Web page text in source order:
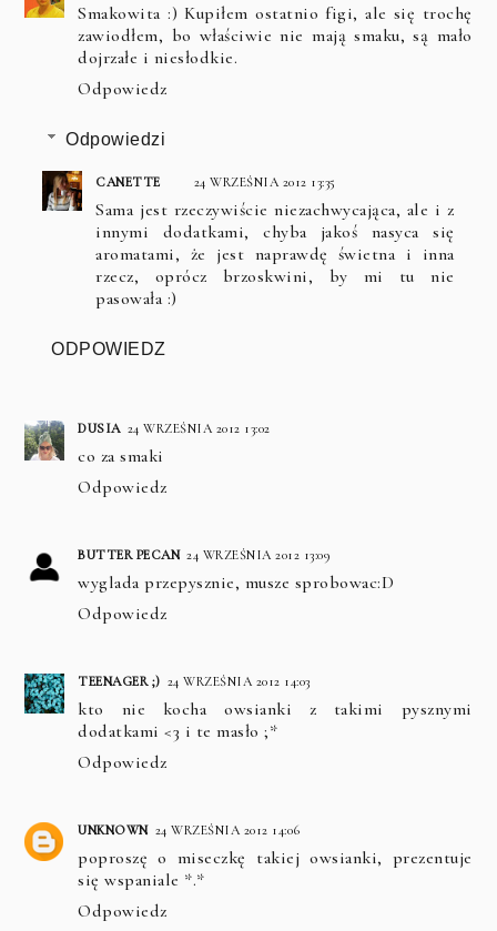
Smakowita :) Kupiłem ostatnio figi, ale się trochę
zawiodłem, bo właściwie nie mają smaku, są mało
dojrzałe i niesłodkie.
Odpowiedz
Odpowiedzi
CANETTE 24 WRZEŚNIA 2012 13:35
Sama jest rzeczywiście niezachwycająca, ale i z
innymi dodatkami, chyba jakoś nasyca się
aromatami, że jest naprawdę świetna i inna
rzecz, oprócz brzoskwini, by mi tu nie
pasowała :)
ODPOWIEDZ
DUSIA 24 WRZEŚNIA 2012 13:02
co za smaki
Odpowiedz
BUTTER PECAN 24 WRZEŚNIA 2012 13:09
wyglada przepysznie, musze sprobowac:D
Odpowiedz
TEENAGER ;) 24 WRZEŚNIA 2012 14:03
kto nie kocha owsianki z takimi pysznymi
dodatkami <3 i te masło ;*
Odpowiedz
UNKNOWN 24 WRZEŚNIA 2012 14:06
poproszę o miseczkę takiej owsianki, prezentuje
się wspaniale *.*
Odpowiedz